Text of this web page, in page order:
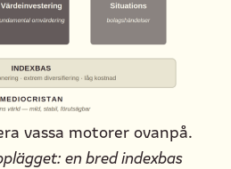
vassa motorer ovanpå.
en bred indexbas